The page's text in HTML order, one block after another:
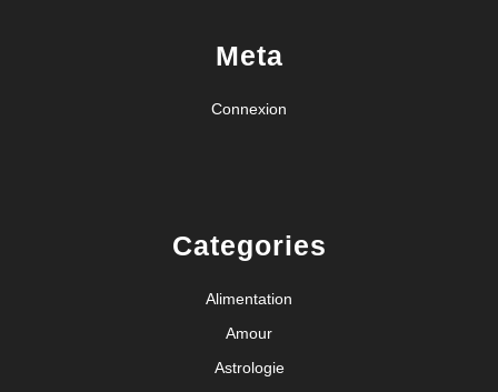
Meta
Connexion
Categories
Alimentation
Amour
Astrologie